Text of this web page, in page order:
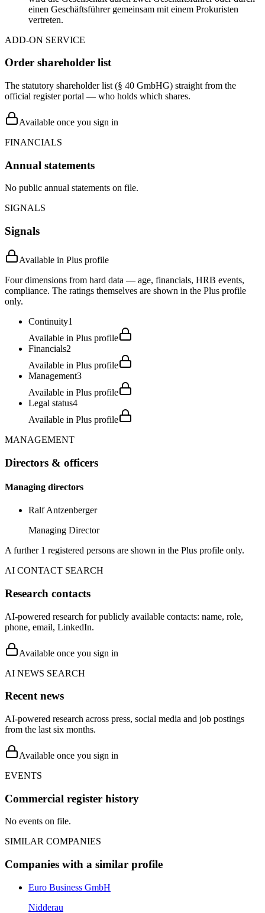
einen Geschäftsführer gemeinsam mit einem Prokuristen
vertreten.
ADD-ON SERVICE
Order shareholder list
The statutory shareholder list (§ 40 GmbHG) straight from the
official register portal — who holds which shares.
Available once you sign in
FINANCIALS
Annual statements
No public annual statements on file.
SIGNALS
Signals
Available in Plus profile
Four dimensions from hard data — age, financials, HRB events,
compliance. The ratings themselves are shown in the Plus profile
only.
Continuity1
Available in Plus profile
Financials2
Available in Plus profile
Management3
Available in Plus profile
Legal status4
Available in Plus profile
MANAGEMENT
Directors & officers
Managing directors
Ralf Antzenberger
Managing Director
A further 1 registered persons are shown in the Plus profile only.
AI CONTACT SEARCH
Research contacts
AI-powered research for publicly available contacts: name, role,
phone, email, LinkedIn.
Available once you sign in
AI NEWS SEARCH
Recent news
AI-powered research across press, social media and job postings
from the last six months.
Available once you sign in
EVENTS
Commercial register history
No events on file.
SIMILAR COMPANIES
Companies with a similar profile
Euro Business GmbH
Nidderau